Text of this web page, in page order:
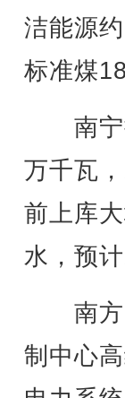
洁能源
标准煤
南宁
万千瓦
前上库
水，预
南方
制中心